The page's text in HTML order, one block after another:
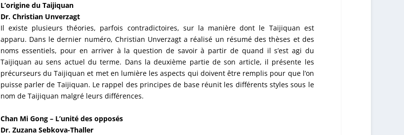
L’origine du Taijiquan
Dr. Christian Unverzagt
Il existe plusieurs théories, parfois contradictoires, sur la manière dont le Taijiquan est
apparu. Dans le dernier numéro, Christian Unverzagt a réalisé un résumé des thèses et des
noms essentiels, pour en arriver à la question de savoir à partir de quand il s’est agi du
Taijiquan au sens actuel du terme. Dans la deuxième partie de son article, il présente les
précurseurs du Taijiquan et met en lumière les aspects qui doivent être remplis pour que l’on
puisse parler de Taijiquan. Le rappel des principes de base réunit les différents styles sous le
nom de Taijiquan malgré leurs différences.
Chan Mi Gong – L’unité des opposés
Dr. Zuzana Sebkova-Thaller